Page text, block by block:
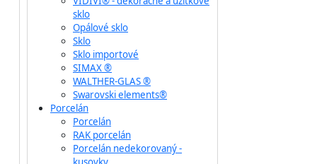
sklo
Opálové sklo
Sklo
Sklo importové
SIMAX ®
WALTHER-GLAS ®
Swarovski elements®
Porcelán
Porcelán
RAK porcelán
Porcelán nedekorovaný -